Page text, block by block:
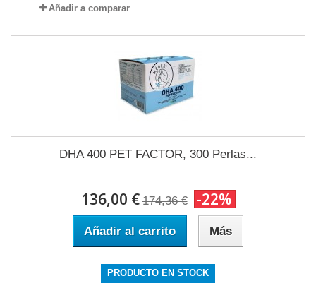
Añadir a comparar
DHA 400 PET FACTOR, 300 Perlas...
136,00 € 174,36 € -22%
Añadir al carrito Más
PRODUCTO EN STOCK